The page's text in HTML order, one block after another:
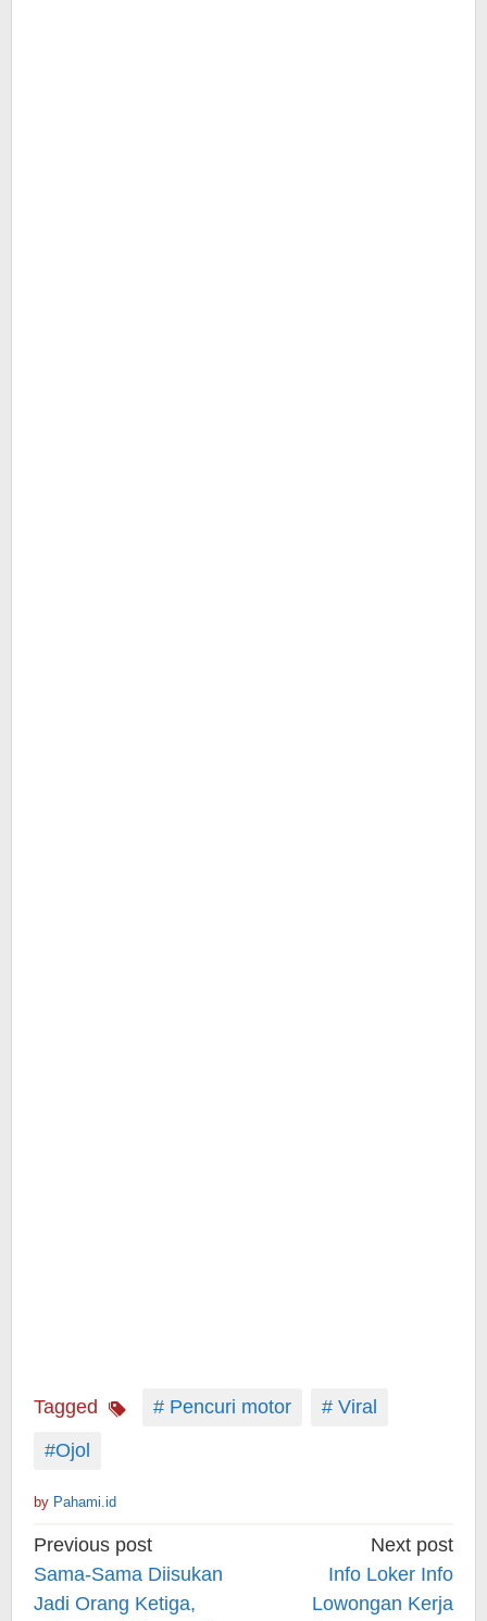
Tagged # Pencuri motor
# Viral
#Ojol
by Pahami.id
Post
navigation
Previous post
Sama-Sama Diisukan
Jadi Orang Ketiga,
Next post
Info Loker Info
Lowongan Kerja